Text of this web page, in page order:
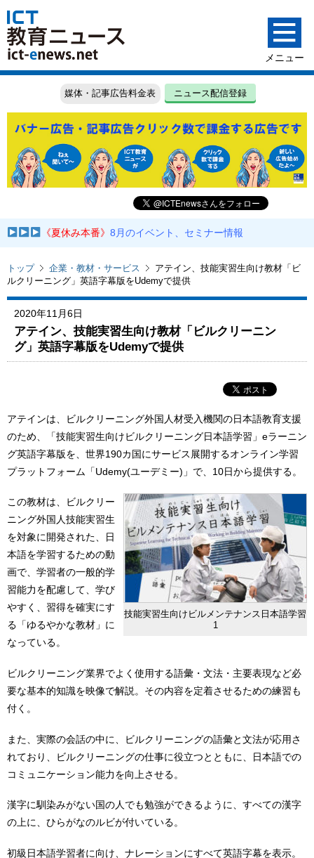
媒体・記事広告料金表 ニュース配信登録
《夏休み本番》8月のイベント、セミナー情報
トップ 企業・教材・サービス
アテイン、技能実習生向け教材「ビ
ルクリーニング」英語字幕版をUdemyで提供
2020年11月6日
アテイン、技能実習生向け教材「ビルクリーニン
グ」英語字幕版をUdemyで提供
アテインは、ビルクリーニング外国人材受入機関の日本語教育支援
のため、「技能実習生向けビルクリーニング日本語学習」eラーニン
グ英語字幕版を、世界190カ国にサービス展開するオンライン学習
プラットフォーム「Udemy(ユーデミー)」で、10日から提供する。
技能実習生向けビルメンテナンス日本語学習
1
この教材は、ビルクリー
ニング外国人技能実習生
を対象に開発された、日
本語を学習するための動
画で、学習者の一般的学
習能力を配慮して、学び
やすく、習得を確実にす
る「ゆるやかな教材」に
なっている。
ビルクリーニング業界でよく使用する語彙・文法・主要表現など必
要な基本的知識を映像で解説。その内容を定着させるための練習も
付く。
また、実際の会話の中に、ビルクリーニングの語彙と文法が応用さ
れており、ビルクリーニングの仕事に役立つとともに、日本語での
コミュニケーション能力を向上させる。
漢字に馴染みがない国の人でも勉強ができるように、すべての漢字
の上に、ひらがなのルビが付いている。
初級日本語学習者に向け、ナレーションにすべて英語字幕を表示。